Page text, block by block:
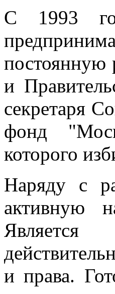
С 1993
постоянную
и
секретаря
фонд
которого
Наряду с
активную
Является
и права.